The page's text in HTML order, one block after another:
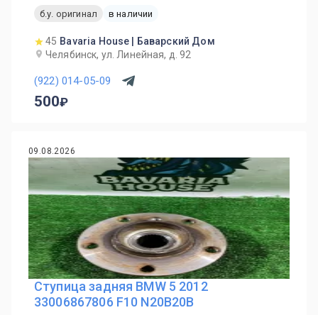
б.у. оригинал
в наличии
45 Bavaria House | Баварский Дом
Челябинск, ул. Линейная, д. 92
(922) 014-05-09
500
09.08.2026
Ступица задняя BMW 5 2012
33006867806 F10 N20B20B